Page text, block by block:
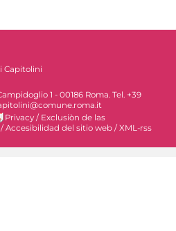
Capitolini
1 - 00186 Roma. Tel. +39
Privacy / Exclusiòn de las
/Accesibilidad del sitio web /XML-rss